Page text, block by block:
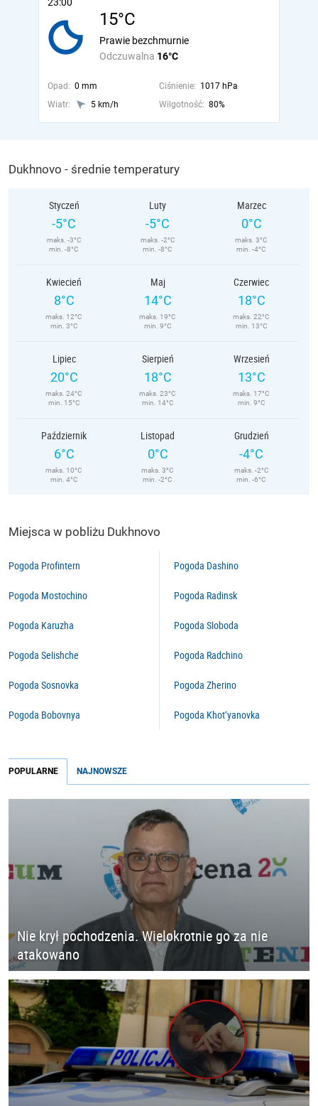
15°C
Odczuwalna 16°C
Prawie bezchmurnie
Opad: 0 mm Ciśnienie: 1017 hPa
Wiatr:
5 km/h Wilgotność: 80%
Dukhnovo - średnie temperatury
Styczeń
-5°C
maks. -3°C
min. -8°C
Luty
-5°C
maks. -2°C
min. -8°C
Marzec
0°C
maks. 3°C
min. -4°C
Kwiecień
8°C
maks. 12°C
min. 3°C
Maj
14°C
maks. 19°C
min. 9°C
Czerwiec
18°C
maks. 22°C
min. 13°C
Lipiec
20°C
maks. 24°C
min. 15°C
Sierpień
18°C
maks. 23°C
min. 14°C
Wrzesień
13°C
maks. 17°C
min. 9°C
Październik
6°C
maks. 10°C
min. 4°C
Listopad
0°C
maks. 3°C
min. -2°C
Grudzień
-4°C
maks. -2°C
min. -6°C
Miejsca w pobliżu Dukhnovo
Pogoda Profintern
Pogoda Mostochino
Pogoda Karuzha
Pogoda Selishche
Pogoda Sosnovka
Pogoda Bobovnya
Pogoda Dashino
Pogoda Radinsk
Pogoda Sloboda
Pogoda Radchino
Pogoda Zherino
Pogoda Khot’yanovka
POPULARNE NAJNOWSZE
Nie krył pochodzenia. Wielokrotnie go za nie
atakowano